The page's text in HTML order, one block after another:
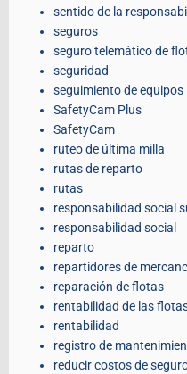
sentido de la
seguros
seguro telemático de
seguridad
seguimiento de equipos
SafetyCam Plus
SafetyCam
ruteo de última milla
rutas de reparto
rutas
responsabilidad social
responsabilidad social
reparto
repartidores de
reparación de flotas
rentabilidad de las
rentabilidad
registro de
reducir costos de